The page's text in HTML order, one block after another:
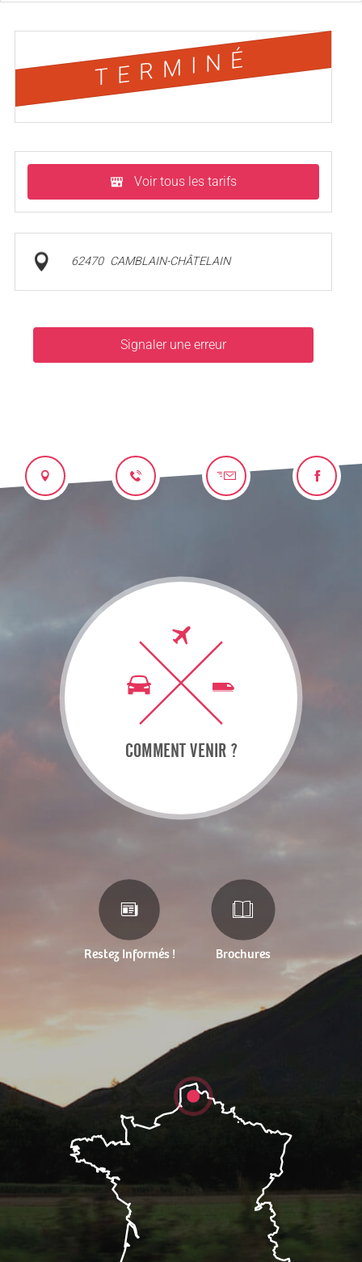
TERMINÉ
Voir tous les tarifs
62470 CAMBLAIN-CHÂTELAIN
Signaler une erreur
COMMENT VENIR ?
Restez Informés ! Brochures